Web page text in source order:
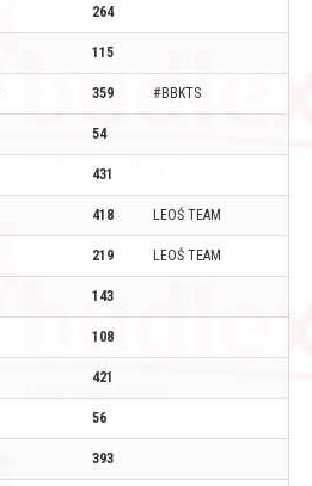
264
115
359 #BBKTS
54
431
418 LEOŚ TEAM
219 LEOŚ TEAM
143
108
421
56
393